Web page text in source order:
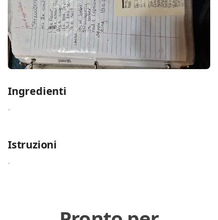
Ingredienti
-
Istruzioni
-